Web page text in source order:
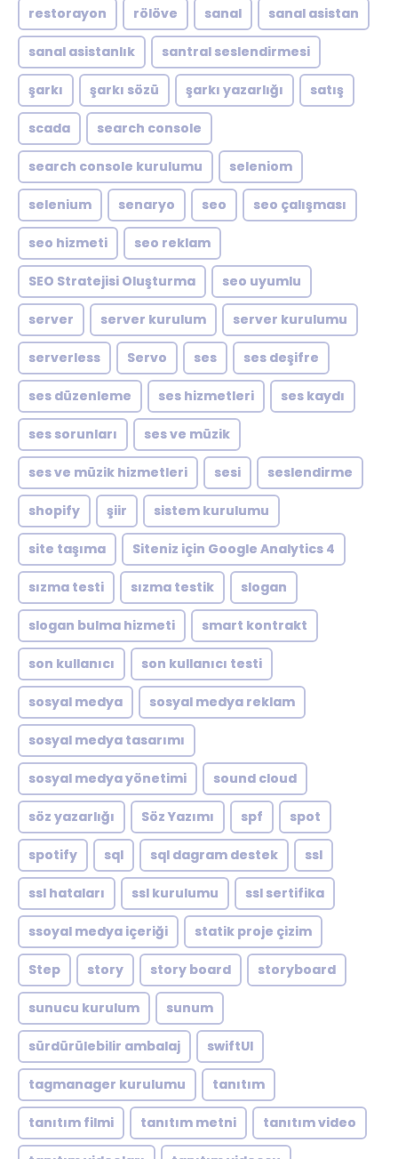
restorayon rölöve sanal sanal asistan
sanal asistanlık santral seslendirmesi
şarkı şarkı sözü şarkı yazarlığı satış
scada search console
search console kurulumu seleniom
selenium senaryo seo seo çalışması
seo hizmeti seo reklam
SEO Stratejisi Oluşturma seo uyumlu
server server kurulum server kurulumu
serverless Servo ses ses deşifre
ses düzenleme ses hizmetleri ses kaydı
ses sorunları ses ve müzik
ses ve müzik hizmetleri sesi seslendirme
shopify şiir sistem kurulumu
site taşıma Siteniz için Google Analytics 4
sızma testi sızma testik slogan
slogan bulma hizmeti smart kontrakt
son kullanıcı son kullanıcı testi
sosyal medya sosyal medya reklam
sosyal medya tasarımı
sosyal medya yönetimi sound cloud
söz yazarlığı Söz Yazımı spf spot
spotify sql sql dagram destek ssl
ssl hataları ssl kurulumu ssl sertifika
ssoyal medya içeriği statik proje çizim
Step story story board storyboard
sunucu kurulum sunum
sürdürülebilir ambalaj swiftUI
tagmanager kurulumu tanıtım
tanıtım filmi tanıtım metni tanıtım video